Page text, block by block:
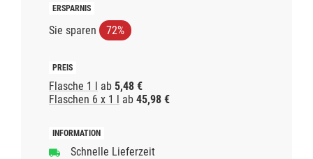
Sie sparen 72%
Flasche 1 l ab 5,48 €
Flaschen 6 x 1 l ab 45,98 €
Schnelle Lieferzeit